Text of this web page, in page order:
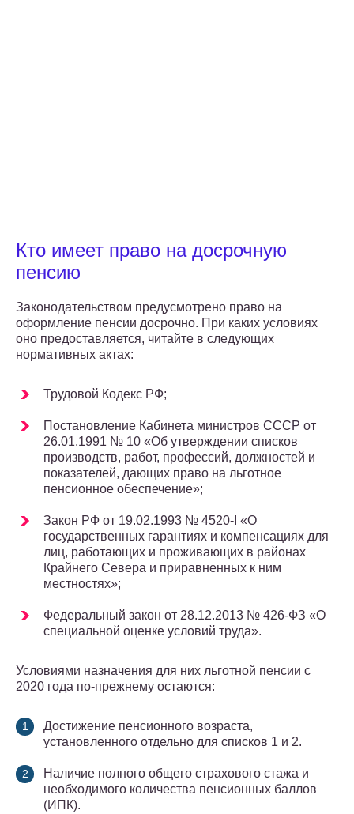
Кто имеет право на досрочную
пенсию
Законодательством предусмотрено право на
оформление пенсии досрочно. При каких условиях
оно предоставляется, читайте в следующих
нормативных актах:
Трудовой Кодекс РФ;
Постановление Кабинета министров СССР от
26.01.1991 № 10 «Об утверждении списков
производств, работ, профессий, должностей и
показателей, дающих право на льготное
пенсионное обеспечение»;
Закон РФ от 19.02.1993 № 4520-I «О
государственных гарантиях и компенсациях для
лиц, работающих и проживающих в районах
Крайнего Севера и приравненных к ним
местностях»;
Федеральный закон от 28.12.2013 № 426-ФЗ «О
специальной оценке условий труда».
Условиями назначения для них льготной пенсии с
2020 года по-прежнему остаются:
Достижение пенсионного возраста,
установленного отдельно для списков 1 и 2.
Наличие полного общего страхового стажа и
необходимого количества пенсионных баллов
(ИПК).